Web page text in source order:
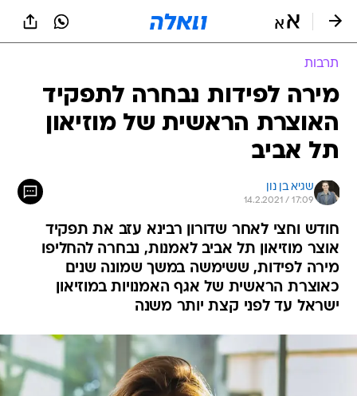
תרבות
מירה לפידות נבחרה לתפקיד
האוצרת הראשית של מוזיאון
תל אביב
שגיא בן נון
14.2.2021 / 17:09
חודש וחצי לאחר שדורון רבינא עזב את תפקיד
אוצר מוזיאון תל אביב לאמנות, נבחרה להחליפו
מירה לפידות, ששימשה במשך שמונה שנים
כאוצרת הראשית של אגף האמנויות במוזיאון
ישראל עד לפני קצת יותר משנה